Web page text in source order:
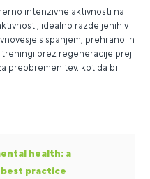
intenzivne aktivnosti na
idealno razdeljenih v
s spanjem, prehrano in
brez regeneracije prej
preobremenitev, kot da bi
health: a
practice